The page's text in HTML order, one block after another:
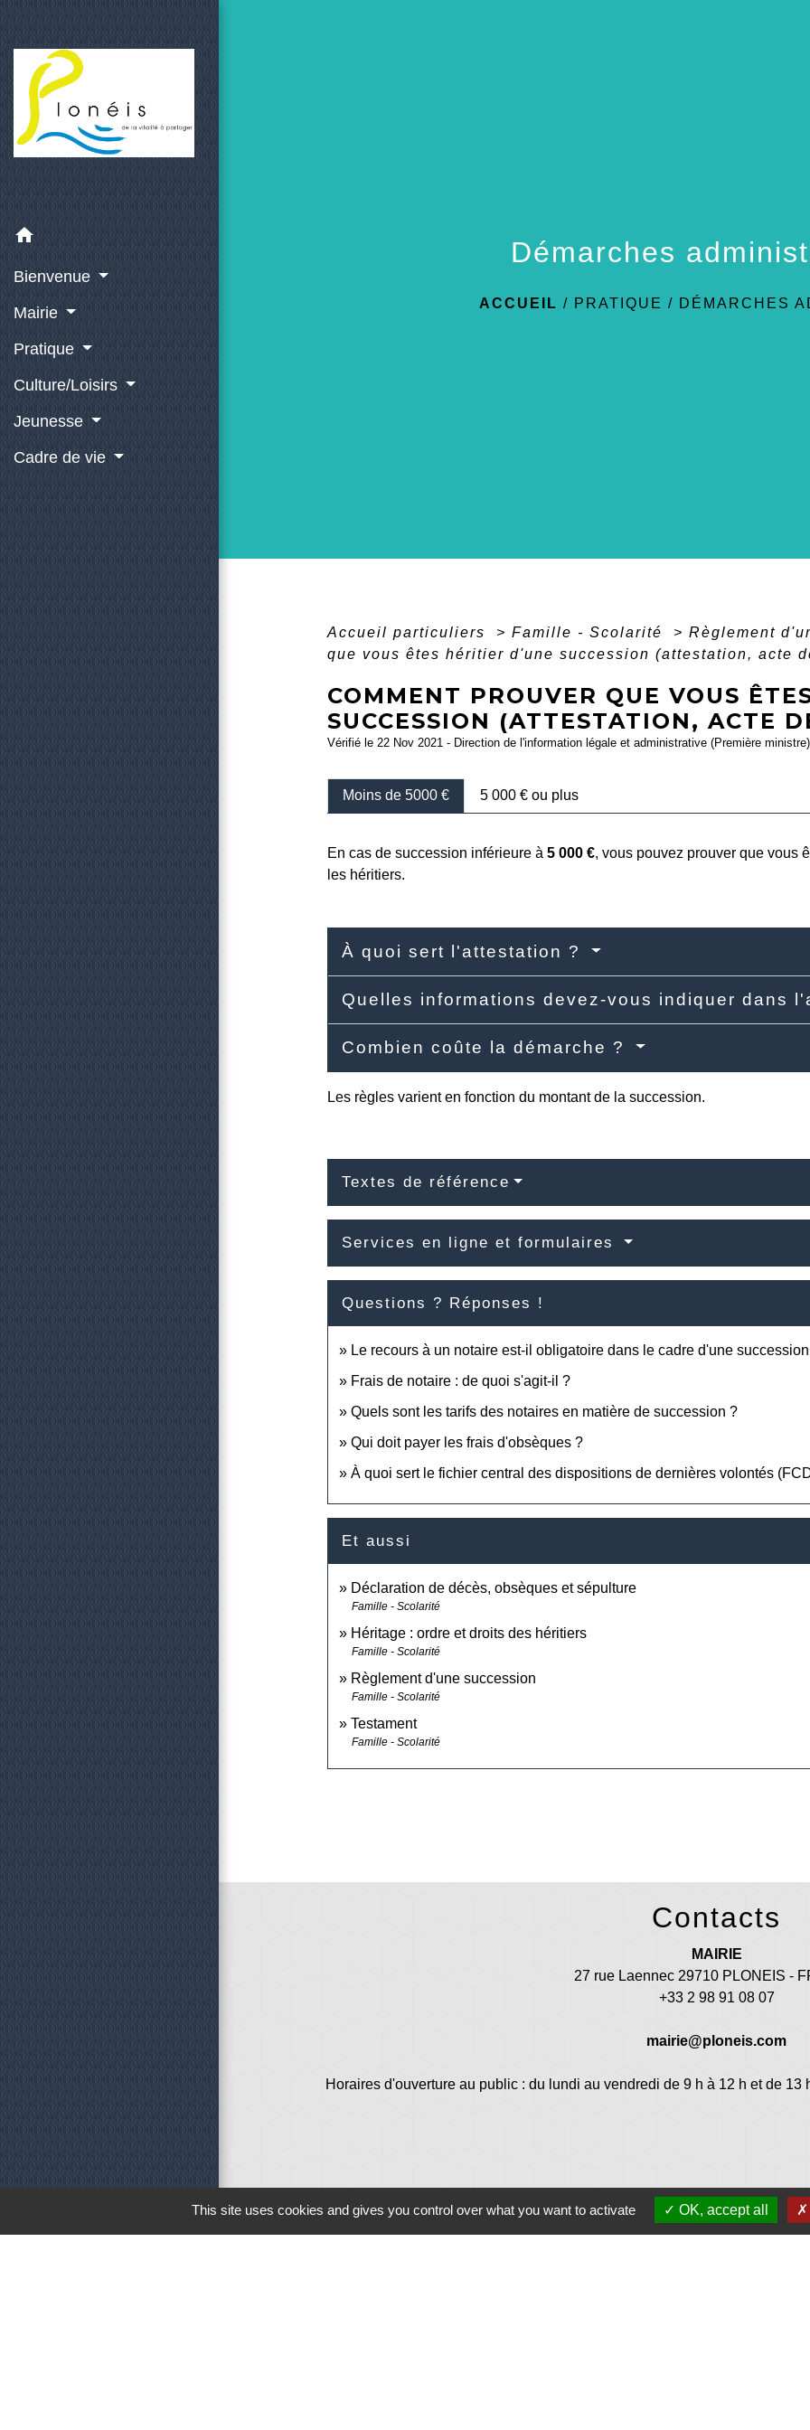
home
Bienvenue
Mairie
Pratique
Culture/Loisirs
Jeunesse
Cadre de vie
Démarches
ACCUEIL / PRATIQUE / DÉMARCHES
Accueil particuliers > Famille - Scolarité > Règlement
que vous êtes héritier d'une succession (attestation, acte
COMMENT PROUVER QUE VOUS
SUCCESSION (ATTESTATION, ACTE
Vérifié le 22 Nov 2021 - Direction de l'information légale et administrative (Première ministre)
Moins de 5000 € 5 000 € ou plus
En cas de succession inférieure à 5 000 €, vous pouvez prouver que vous
les héritiers.
À quoi sert l'attestation ?
Quelles informations devez-vous indiquer dans
Combien coûte la démarche ?
Les règles varient en fonction du montant de la succession.
Textes de référence
Services en ligne et formulaires
Questions ? Réponses !
Le recours à un notaire est-il obligatoire dans le cadre d'une
Frais de notaire : de quoi s'agit-il ?
Quels sont les tarifs des notaires en matière de succession ?
Qui doit payer les frais d'obsèques ?
À quoi sert le fichier central des dispositions de dernières volontés
Et aussi
Déclaration de décès, obsèques et sépulture
Famille - Scolarité
Héritage : ordre et droits des héritiers
Famille - Scolarité
Règlement d'une succession
Famille - Scolarité
Testament
Famille - Scolarité
Contacts
MAIRIE
27 rue Laennec 29710 PLONEIS -
+33 2 98 91 08 07
mairie@ploneis.com
Horaires d'ouverture au public : du lundi au vendredi de 9 h à 12 h et de
This site uses cookies and gives you control over what you want to activate OK, accept all